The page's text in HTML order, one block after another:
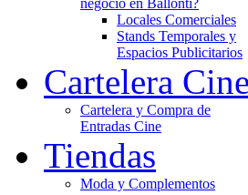
Locales Comerciales
Stands Temporales y
Espacios Publicitarios
Cartelera Cine
Cartelera y Compra de
Entradas Cine
Tiendas
Moda y Complementos